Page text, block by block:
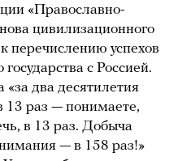
«Православно-
цивилизационного
перечислению успехов
с Россией.
два десятилетия
13 раз — понимаете,
в 13 раз. Добыча
— в 158 раз!»